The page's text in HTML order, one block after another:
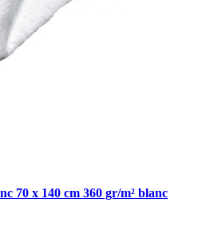
70 x 140 cm 360 gr/m² blanc